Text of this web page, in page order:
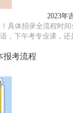
2023年
具体招录全流程时
，下午考专业课，还
报考流程